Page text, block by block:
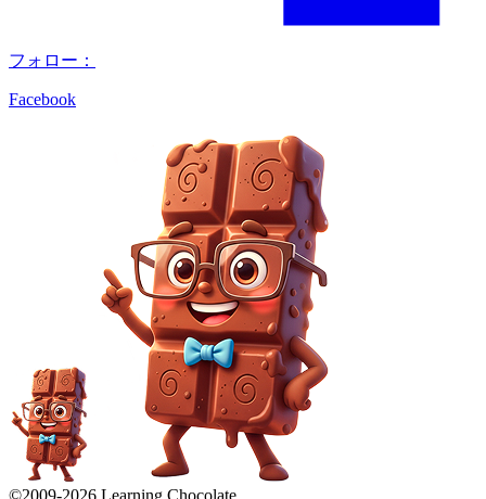
フォロー：
Facebook